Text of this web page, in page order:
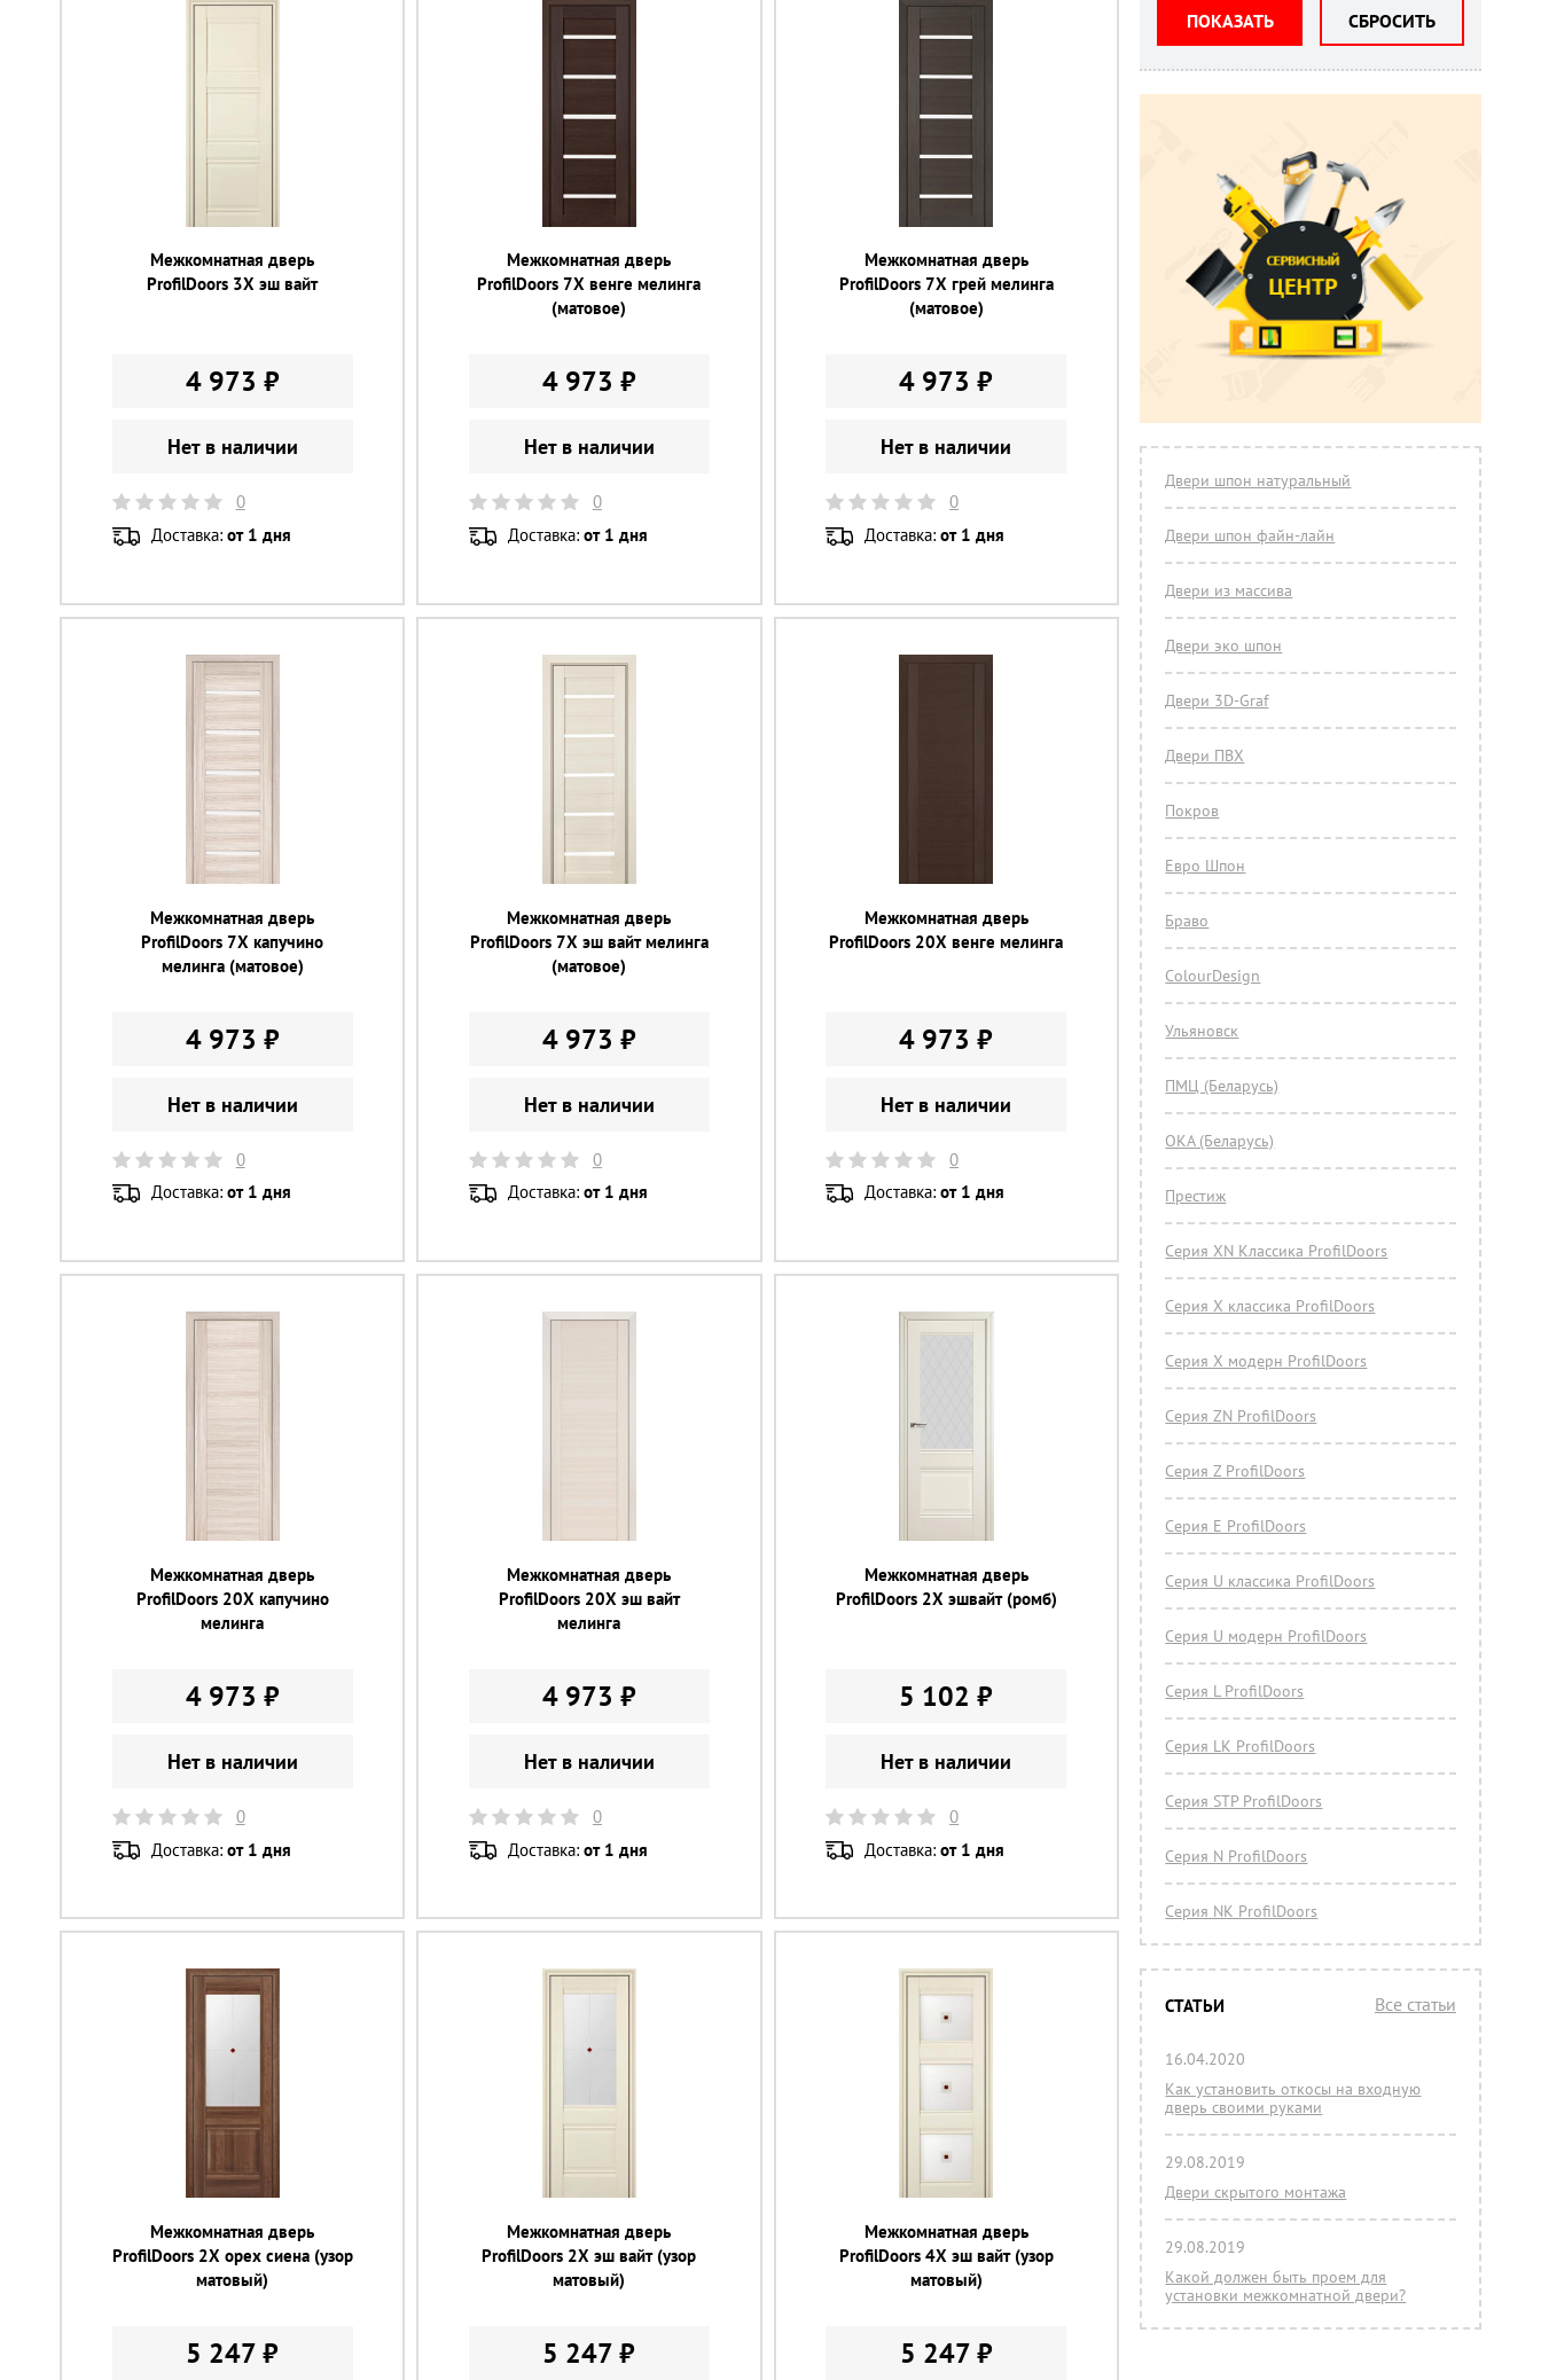
Межкомнатная дверь
ProfilDoors 3X эш вайт
4 973 ₽
Нет в наличии
0
Доставка: от 1 дня
Межкомнатная дверь
ProfilDoors 7X венге мелинга
(матовое)
4 973 ₽
Нет в наличии
0
Доставка: от 1 дня
Межкомнатная дверь
ProfilDoors 7X грей мелинга
(матовое)
4 973 ₽
Нет в наличии
0
Доставка:от 1 дня
Межкомнатная дверь
ProfilDoors 7X капучино
мелинга (матовое)
4 973 ₽
Нет в наличии
0
Доставка: от 1 дня
Межкомнатная дверь
ProfilDoors 7X эш вайт мелинга
(матовое)
4 973 ₽
Нет в наличии
0
Доставка: от 1 дня
Межкомнатная дверь
ProfilDoors 20X венге мелинга
4 973 ₽
Нет в наличии
0
Доставка:от 1 дня
Межкомнатная дверь
ProfilDoors 20X капучино
мелинга
4 973 ₽
Нет в наличии
0
Доставка: от 1 дня
Межкомнатная дверь
ProfilDoors 20X эш вайт
мелинга
4 973 ₽
Нет в наличии
0
Доставка: от 1 дня
Межкомнатная дверь
ProfilDoors 2X эшвайт (ромб)
5 102 ₽
Нет в наличии
0
Доставка:от 1 дня
Межкомнатная дверь
ProfilDoors 2X орех сиена (узор
матовый)
5 247 ₽
Межкомнатная дверь
ProfilDoors 2X эш вайт (узор
матовый)
5 247 ₽
Межкомнатная дверь
ProfilDoors 4X эш вайт (узор
матовый)
5 247 ₽
ПОКАЗАТЬ СБРОСИТЬ
Двери шпон натуральный
Двери шпон файн-лайн
Двери из массива
Двери эко шпон
Двери 3D-Graf
Двери ПВХ
Покров
Евро Шпон
Браво
ColourDesign
Ульяновск
ПМЦ (Беларусь)
ОКА (Беларусь)
Престиж
Серия XN Классика ProfilDoors
Серия Х классика ProfilDoors
Серия Х модерн ProfilDoors
Серия ZN ProfilDoors
Серия Z ProfilDoors
Серия Е ProfilDoors
Серия U классика ProfilDoors
Серия U модерн ProfilDoors
Серия L ProfilDoors
Серия LK ProfilDoors
Серия STP ProfilDoors
Cерия N ProfilDoors
Серия NK ProfilDoors
СТАТЬИ Все статьи
16.04.2020
Как установить откосы на входную
дверь своими руками
29.08.2019
Двери скрытого монтажа
29.08.2019
Какой должен быть проем для
установки межкомнатной двери?